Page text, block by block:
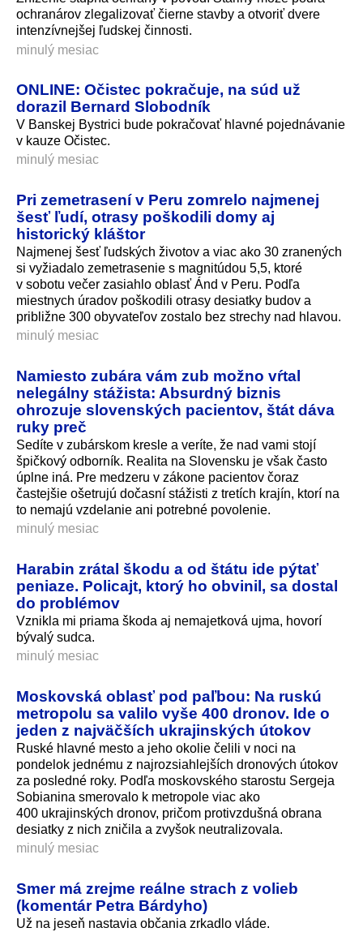
ochranárov zlegalizovať čierne stavby a otvoriť dvere
intenzívnejšej ľudskej činnosti.
minulý mesiac
ONLINE: Očistec pokračuje, na súd už
dorazil Bernard Slobodník
V Banskej Bystrici bude pokračovať hlavné pojednávanie
v kauze Očistec.
minulý mesiac
Pri zemetrasení v Peru zomrelo najmenej
šesť ľudí, otrasy poškodili domy aj
historický kláštor
Najmenej šesť ľudských životov a viac ako 30 zranených
si vyžiadalo zemetrasenie s magnitúdou 5,5, ktoré
v sobotu večer zasiahlo oblasť Ánd v Peru. Podľa
miestnych úradov poškodili otrasy desiatky budov a
približne 300 obyvateľov zostalo bez strechy nad hlavou.
minulý mesiac
Namiesto zubára vám zub možno vŕtal
nelegálny stážista: Absurdný biznis
ohrozuje slovenských pacientov, štát dáva
ruky preč
Sedíte v zubárskom kresle a veríte, že nad vami stojí
špičkový odborník. Realita na Slovensku je však často
úplne iná. Pre medzeru v zákone pacientov čoraz
častejšie ošetrujú dočasní stážisti z tretích krajín, ktorí na
to nemajú vzdelanie ani potrebné povolenie.
minulý mesiac
Harabin zrátal škodu a od štátu ide pýtať
peniaze. Policajt, ktorý ho obvinil, sa dostal
do problémov
Vznikla mi priama škoda aj nemajetková ujma, hovorí
bývalý sudca.
minulý mesiac
Moskovská oblasť pod paľbou: Na ruskú
metropolu sa valilo vyše 400 dronov. Ide o
jeden z najväčších ukrajinských útokov
Ruské hlavné mesto a jeho okolie čelili v noci na
pondelok jednému z najrozsiahlejších dronových útokov
za posledné roky. Podľa moskovského starostu Sergeja
Sobianina smerovalo k metropole viac ako
400 ukrajinských dronov, pričom protivzdušná obrana
desiatky z nich zničila a zvyšok neutralizovala.
minulý mesiac
Smer má zrejme reálne strach z volieb
(komentár Petra Bárdyho)
Už na jeseň nastavia občania zrkadlo vláde.